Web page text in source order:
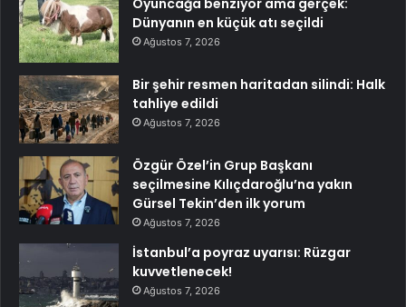
Dünyanın en küçük atı seçildi
Ağustos 7, 2026
Bir şehir resmen haritadan silindi: Halk
tahliye edildi
Ağustos 7, 2026
Özgür Özel’in Grup Başkanı
seçilmesine Kılıçdaroğlu’na yakın
Gürsel Tekin’den ilk yorum
Ağustos 7, 2026
İstanbul’a poyraz uyarısı: Rüzgar
kuvvetlenecek!
Ağustos 7, 2026